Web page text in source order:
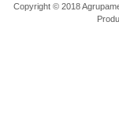
Copyright © 2018